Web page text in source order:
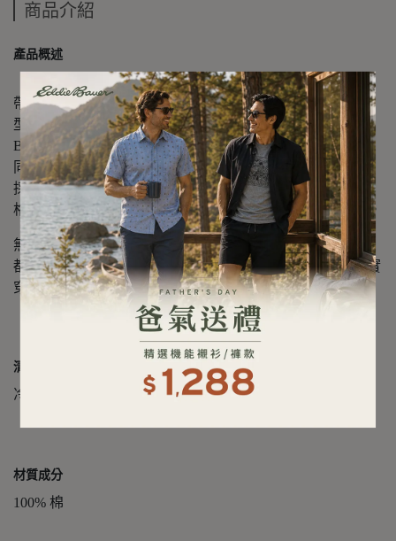
商品介紹
產品概述
【JAPAN EDITION】
帶有濃厚 90 年代氛圍、呈現復古風格的圖像 T 恤。整體版
型保有適度寬鬆感，穿著自在放鬆。肩線採用 Taco
Binder（加強包邊） 工法，能減少與肌膚接觸時的不適感，
同時成為造型上的細節亮點。
採用 16 支 Open-End 紗線的 100% 純棉材質，屬於重磅規
格，布料觸感紮實；具備乾爽手感與粗獷自然的質地表現。
無論單穿打造簡約基本風格，或作為襯衫、外套的內搭層，
都能在各種穿搭情境中靈活運用，是一款適用場景廣泛的實
穿單品。
清潔保養方式
冷水洗；不可漂白；低溫整燙；深色單獨洗
材質成分
100% 棉